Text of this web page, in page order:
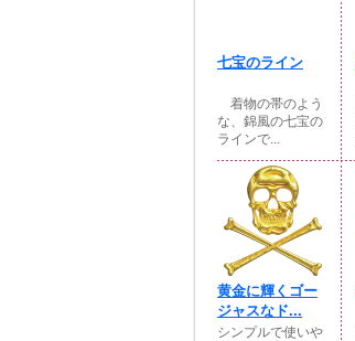
七宝のライン
着物の帯のよう
な、錦風の七宝の
ラインで...
黄金に輝くゴー
ジャスなド...
シンプルで使いや